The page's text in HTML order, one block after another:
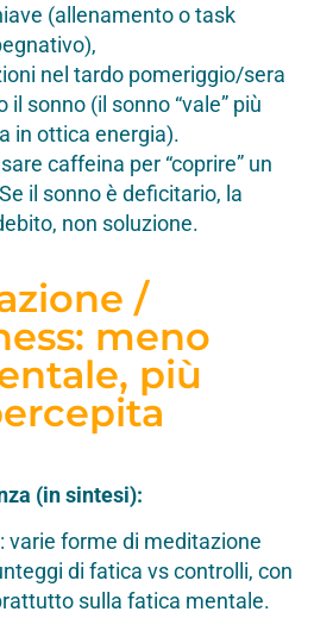
(allenamento o task
nel tardo pomeriggio/sera
il sonno (il sonno “vale” più
in ottica energia).
caffeina per “coprire” un
il sonno è deficitario, la
non soluzione.
/
meno
più
(in sintesi):
varie forme di meditazione
di fatica vs controlli, con
sulla fatica mentale.